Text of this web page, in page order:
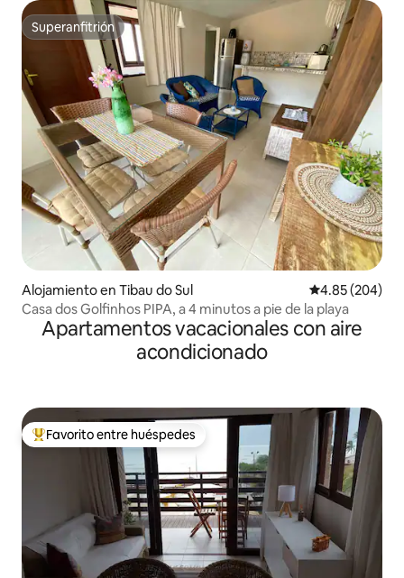
Superanfitrión
Superanfitrión
Alojamiento en Tibau do Sul Calificación
4.85 (204)
Casa dos Golfinhos PIPA, a 4 minutos a pie de la playa
Apartamentos vacacionales con aire
acondicionado
Favorito entre huéspedes preferido
Favorito entre huéspedes